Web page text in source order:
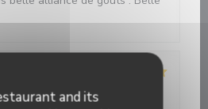
and its
2
:5/5 Food :5/5 Value